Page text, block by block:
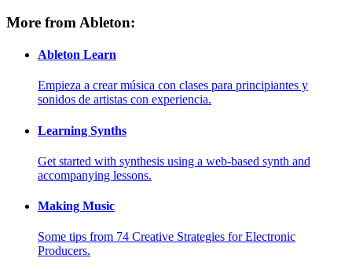
More from Ableton:
Ableton Learn
Empieza a crear música con clases para principiantes y
sonidos de artistas con experiencia.
Learning Synths
Get started with synthesis using a web-based synth and
accompanying lessons.
Making Music
Some tips from 74 Creative Strategies for Electronic
Producers.